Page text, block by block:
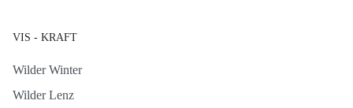
VIS - KRAFT
Wilder Winter
Wilder Lenz